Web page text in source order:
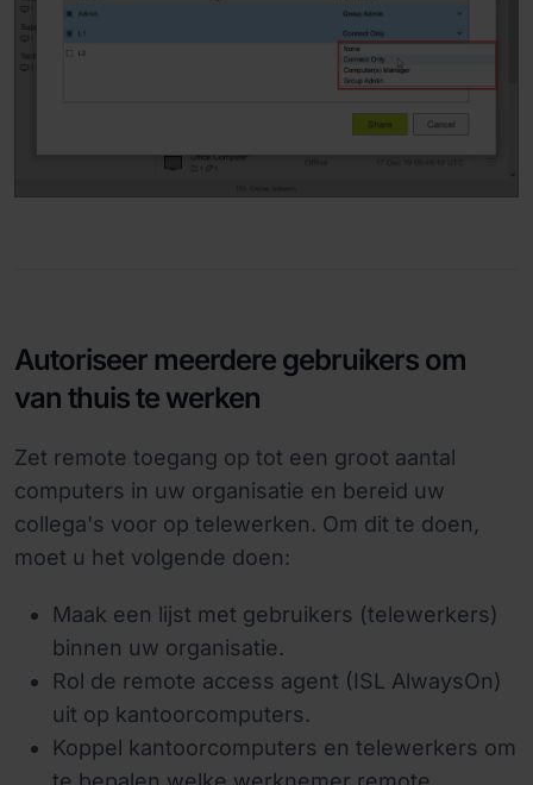
Autoriseer meerdere gebruikers om
van thuis te werken
Zet remote toegang op tot een groot aantal
computers in uw organisatie en bereid uw
collega's voor op telewerken. Om dit te doen,
moet u het volgende doen:
Maak een lijst met gebruikers (telewerkers)
binnen uw organisatie.
Rol de remote access agent (ISL AlwaysOn)
uit op kantoorcomputers.
Koppel kantoorcomputers en telewerkers om